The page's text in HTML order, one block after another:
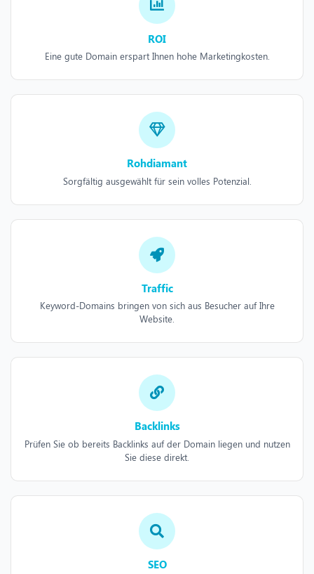
ROI
Eine gute Domain erspart Ihnen hohe Marketingkosten.
Rohdiamant
Sorgfältig ausgewählt für sein volles Potenzial.
Traffic
Keyword-Domains bringen von sich aus Besucher auf Ihre
Website.
Backlinks
Prüfen Sie ob bereits Backlinks auf der Domain liegen und nutzen
Sie diese direkt.
SEO